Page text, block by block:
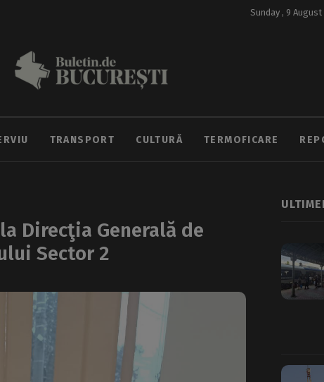
Sunday , 9 August
TRANSPORT CULTURĂ TERMOFICARE
Direcţia Generală de
Sector 2